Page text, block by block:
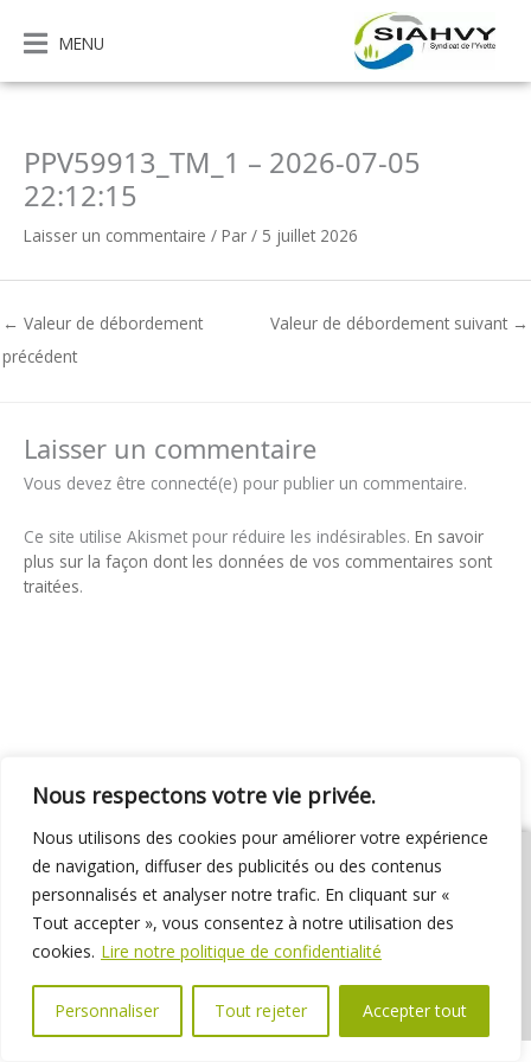
Nous respectons votre vie privée.
Nous utilisons des cookies pour améliorer votre expérience
de navigation, diffuser des publicités ou des contenus
personnalisés et analyser notre trafic. En cliquant sur «
Tout accepter », vous consentez à notre utilisation des
cookies. Lire notre politique de confidentialité
Personnaliser Tout rejeter Accepter tout
contenu
MENU
PPV59913_TM_1 – 2026-07-05
22:12:15
Laisser un commentaire / Par / 5 juillet 2026
← Valeur de débordement
précédent
Valeur de débordement suivant →
Laisser un commentaire
Vous devez être connecté(e) pour publier un commentaire.
Ce site utilise Akismet pour réduire les indésirables. En savoir
plus sur la façon dont les données de vos commentaires sont
traitées.
01 69 31 72 10 01 69 31 37 31
Nous contacter
Espace élus
Marchés publics Délibérations